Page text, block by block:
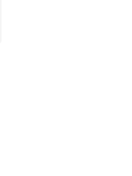
de € 69,99 à